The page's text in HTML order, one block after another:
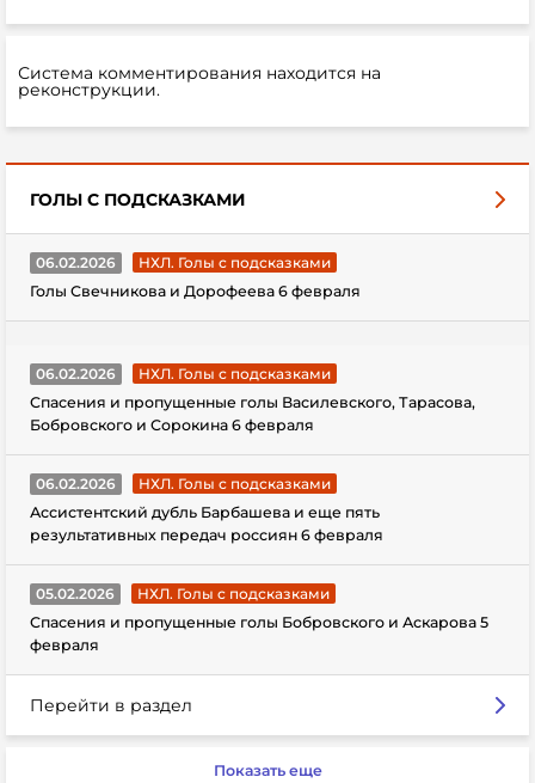
Система комментирования находится на
реконструкции.
ГОЛЫ С ПОДСКАЗКАМИ
06.02.2026
НХЛ. Голы с подсказками
Голы Свечникова и Дорофеева 6 февраля
06.02.2026
НХЛ. Голы с подсказками
Спасения и пропущенные голы Василевского, Тарасова,
Бобровского и Сорокина 6 февраля
06.02.2026
НХЛ. Голы с подсказками
Ассистентский дубль Барбашева и еще пять
результативных передач россиян 6 февраля
05.02.2026
НХЛ. Голы с подсказками
Спасения и пропущенные голы Бобровского и Аскарова 5
февраля
Перейти в раздел
Показать еще